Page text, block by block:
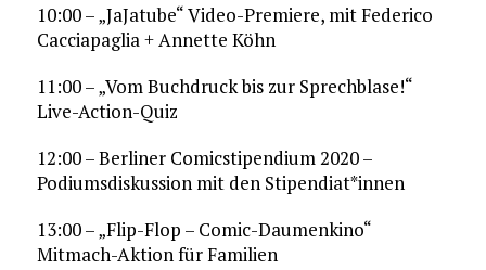
10:00 – „JaJatube“ Video-Premiere, mit Federico
Cacciapaglia + Annette Köhn
11:00 – „Vom Buchdruck bis zur Sprechblase!“
Live-Action-Quiz
12:00 – Berliner Comicstipendium 2020 –
Podiumsdiskussion mit den Stipendiat*innen
13:00 – „Flip-Flop – Comic-Daumenkino“
Mitmach-Aktion für Familien